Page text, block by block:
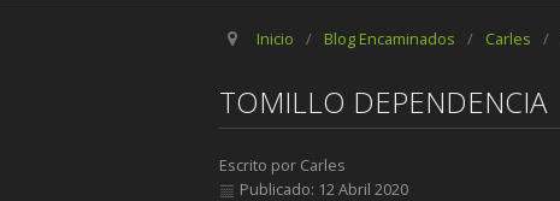
Inicio / Blog Encaminados / Carles /
TOMILLO DEPENDENCIA
Escrito por Carles
Publicado: 12 Abril 2020